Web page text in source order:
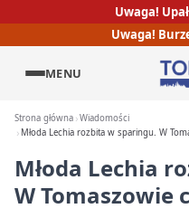
Uwaga!
Uwaga!
MENU
Strona główna Wiadomości
Młoda Lechia rozbita w sparingu. W
Młoda Lechia
W Tomaszowie